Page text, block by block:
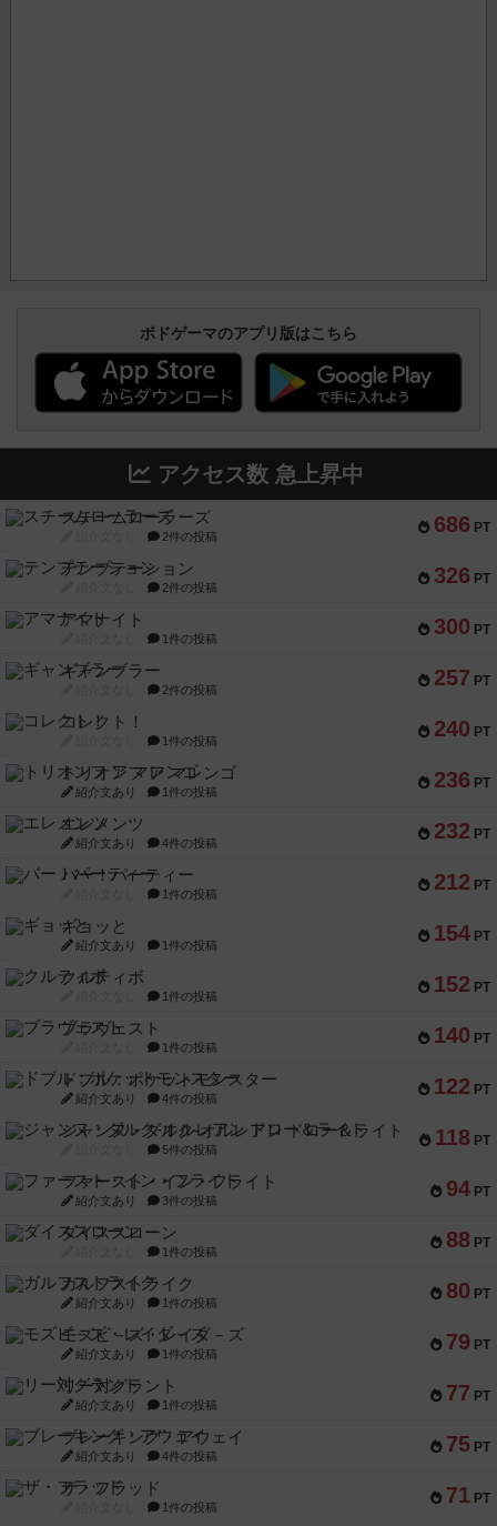
ボドゲーマのアプリ版はこちら
アクセス数 急上昇中
686 PT
スチームローラーズ
2件の投稿
326 PT
テンプテーション
2件の投稿
300 PT
アマナイト
1件の投稿
257 PT
ギャンブラー
2件の投稿
240 PT
コレクト！
1件の投稿
236 PT
トリオンフ ア マレンゴ
紹介文あり 1件の投稿
232 PT
エレメンツ
紹介文あり 4件の投稿
212 PT
バー！パーティー
1件の投稿
154 PT
ギョッと
紹介文あり 1件の投稿
152 PT
クルティボ
1件の投稿
140 PT
ブラヴェスト
1件の投稿
122 PT
ドブル：ポケットモンスター
紹介文あり 4件の投稿
118 PT
ジャンヌ・ダルク-オルレアン ドロー＆ライト
5件の投稿
94 PT
ファースト・イン・フライト
紹介文あり 3件の投稿
88 PT
ダイススローン
1件の投稿
80 PT
ガルフストライク
紹介文あり 1件の投稿
79 PT
モズビ－ズ・レイダ－ズ
紹介文あり 1件の投稿
77 PT
リー対グラント
紹介文あり 1件の投稿
75 PT
ブレーキング・アウェイ
紹介文あり 4件の投稿
71 PT
ザ・フラッド
1件の投稿